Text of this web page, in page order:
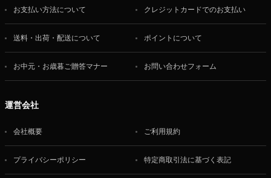
お支払い方法について クレジットカードでのお支払い
送料・出荷・配送について ポイントについて
お中元・お歳暮ご贈答マナー お問い合わせフォーム
運営会社
会社概要 ご利用規約
プライバシーポリシー 特定商取引法に基づく表記